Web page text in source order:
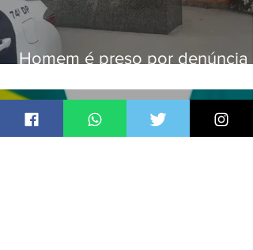
Homem é preso por denúncia
Alcântara
Jornal Daki